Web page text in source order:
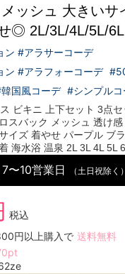
ッシュ 大きいサ
◎ 2L/3L/4L/5L/6L
ン #アラサーコーデ
ン #アラフォーコーデ
国風コーデ #シンプルコ
ビキニ 上下セット 3点
スバック メッシュ 透け
イズ 着やせ パープル ブ
海水浴 温泉 2L 3L 4L 5L
7〜10営業日 （土日祝除く
税込
円以上購入で 送料無料
pt